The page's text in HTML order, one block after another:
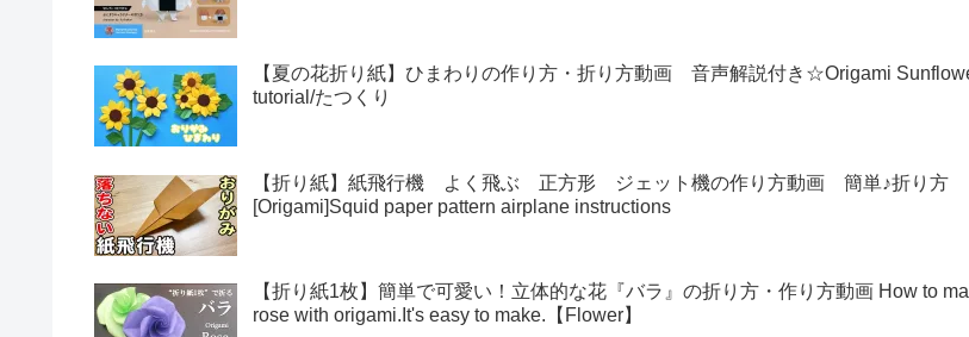
【夏の花折り紙】ひまわりの作り方・折り方動画 音声解説付き☆Origami
tutorial/たつくり
【折り紙】紙飛行機 よく飛ぶ 正方形 ジェット機の作り方動画 簡単♪折り方
[Origami]Squid paper pattern airplane instructions
【折り紙1枚】簡単で可愛い！立体的な花『バラ』の折り方・作り方動画 How to
rose with origami.It's easy to make.【Flower】